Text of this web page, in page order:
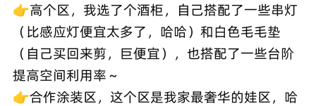
👉高个区，我选了个酒柜，自己搭配了一些串灯
（比感应灯便宜太多了，哈哈）和白色毛毛垫
（自己买回来剪，巨便宜），也搭配了一些台阶
提高空间利用率～
👉合作涂装区，这个区是我家最奢华的娃区，哈